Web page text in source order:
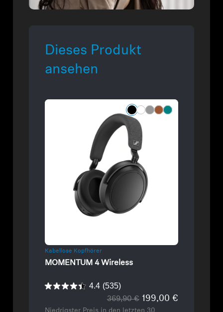
Dieses Produkt
ansehen
Kabellose Kopfhörer
MOMENTUM 4 Wireless
4.4 (535)
369,90 € 199,00 €